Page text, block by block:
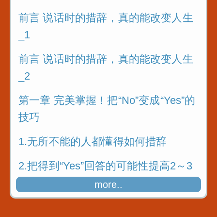
前言 说话时的措辞，真的能改变人生
_1
前言 说话时的措辞，真的能改变人生
_2
第一章 完美掌握！把“No”变成“Yes”的
技巧
1.无所不能的人都懂得如何措辞
2.把得到“Yes”回答的可能性提高2～3
more..